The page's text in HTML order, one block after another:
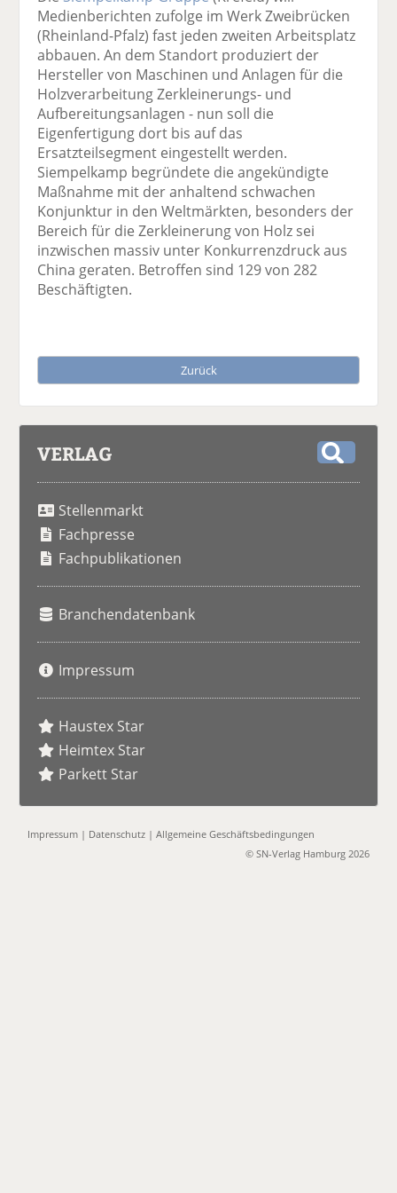
Medienberichten zufolge im Werk Zweibrücken
(Rheinland-Pfalz) fast jeden zweiten Arbeitsplatz
abbauen. An dem Standort produziert der
Hersteller von Maschinen und Anlagen für die
Holzverarbeitung Zerkleinerungs- und
Aufbereitungsanlagen - nun soll die
Eigenfertigung dort bis auf das
Ersatzteilsegment eingestellt werden.
Siempelkamp begründete die angekündigte
Maßnahme mit der anhaltend schwachen
Konjunktur in den Weltmärkten, besonders der
Bereich für die Zerkleinerung von Holz sei
inzwischen massiv unter Konkurrenzdruck aus
China geraten. Betroffen sind 129 von 282
Beschäftigten.
Zurück
VERLAG
Stellenmarkt
Fachpresse
Fachpublikationen
Branchendatenbank
Impressum
Haustex Star
Heimtex Star
Parkett Star
Impressum | Datenschutz |Allgemeine Geschäftsbedingungen
© SN-Verlag Hamburg 2026